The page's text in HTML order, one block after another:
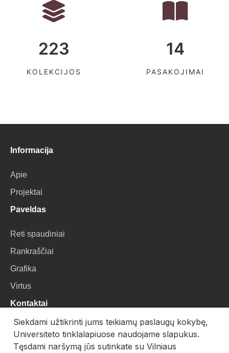
223
KOLEKCIJOS
14
PASAKOJIMAI
Informacija
Apie
Projektai
Paveldas
Reti spaudiniai
Rankraščiai
Grafika
Virtus
Kontaktai
VU Biblioteka
Universiteto g. 3, LT-01122, Vilnius
Siekdami užtikrinti jums teikiamų paslaugų kokybę,
Universiteto tinklalapiuose naudojame slapukus.
Tęsdami naršymą jūs sutinkate su Vilniaus